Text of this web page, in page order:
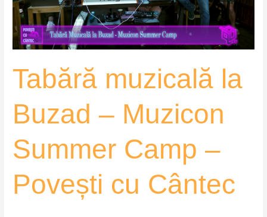
Tabără muzicală la
Buzad – Muzicon
Summer Camp –
Povești cu Cântec
Summer
Camp
–
cu
Cântec